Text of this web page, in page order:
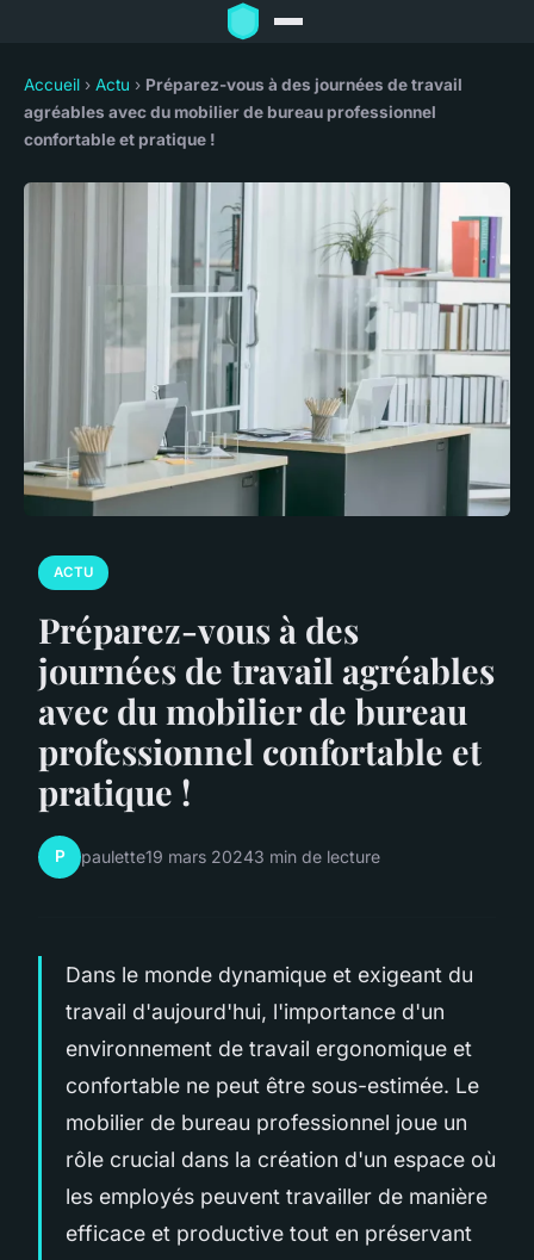
Accueil › Actu › Préparez-vous à des journées de travail
agréables avec du mobilier de bureau professionnel
confortable et pratique !
ACTU
Préparez-vous à des
journées de travail agréables
avec du mobilier de bureau
professionnel confortable et
pratique !
P paulette19 mars 20243 min de lecture
Dans le monde dynamique et exigeant du
travail d'aujourd'hui, l'importance d'un
environnement de travail ergonomique et
confortable ne peut être sous-estimée. Le
mobilier de bureau professionnel joue un
rôle crucial dans la création d'un espace où
les employés peuvent travailler de manière
efficace et productive tout en préservant